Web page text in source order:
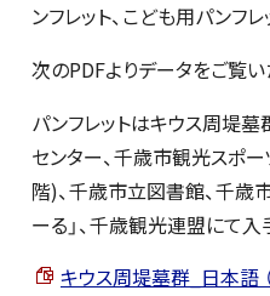
ンフレット、こども用パンフ
次のPDFよりデータをご覧い
パンフレットはキウス周堤墓
センター、千歳市観光スポ
階)、千歳市立図書館、千歳
ーる」、千歳観光連盟にて入
キウス周堤墓群_日本語